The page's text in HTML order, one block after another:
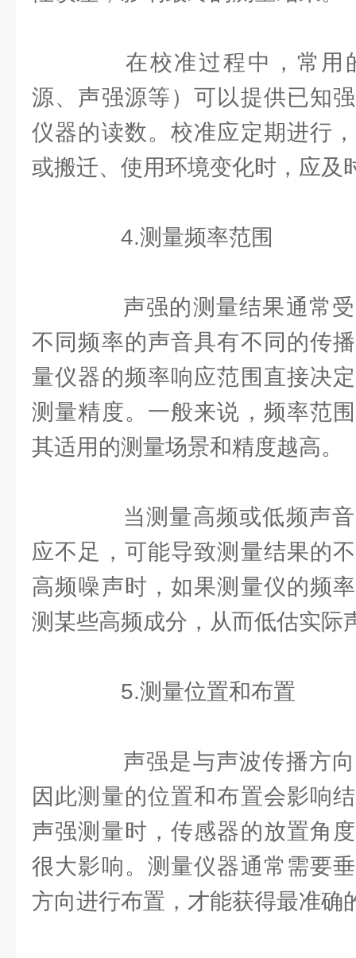
在校准过程中，常用
源、声强源等）可以提供已知
仪器的读数。校准应定期进行
或搬迁、使用环境变化时，应及
4.测量频率范围
声强的测量结果通常受
不同频率的声音具有不同的传
量仪器的频率响应范围直接决
测量精度。一般来说，频率范
其适用的测量场景和精度越高。
当测量高频或低频声音
应不足，可能导致测量结果的
高频噪声时，如果测量仪的频
测某些高频成分，从而低估实际
5.测量位置和布置
声强是与声波传播方向
因此测量的位置和布置会影响
声强测量时，传感器的放置角
很大影响。测量仪器通常需要
方向进行布置，才能获得最准确